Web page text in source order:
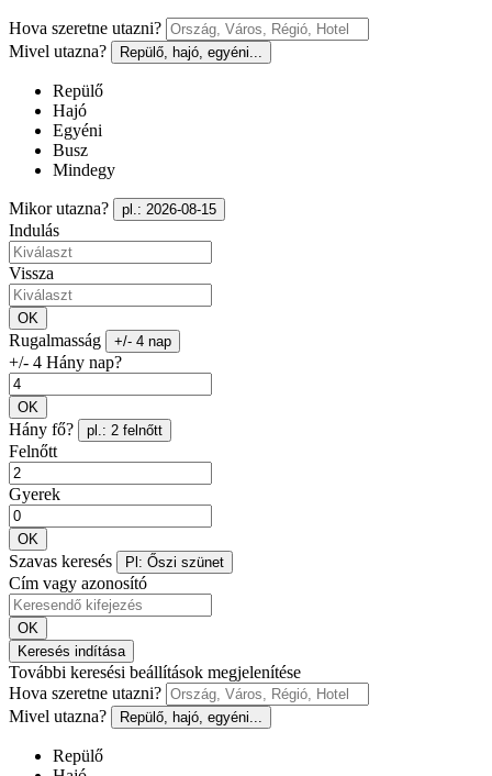
Hova szeretne utazni?
Mivel utazna?
Repülő, hajó, egyéni...
Repülő
Hajó
Egyéni
Busz
Mindegy
Mikor utazna? pl.: 2026-08-15
Indulás
Vissza
OK
Rugalmasság +/- 4 nap
+/- 4 Hány nap?
OK
Hány fő? pl.: 2 felnőtt
Felnőtt
Gyerek
OK
Szavas keresés Pl: Őszi szünet
Cím vagy azonosító
OK
Keresés indítása
További keresési beállítások megjelenítése
Hova szeretne utazni?
Mivel utazna?
Repülő, hajó, egyéni...
Repülő